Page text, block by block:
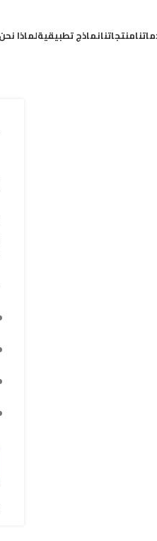
منتجاتنانماذج تطبيقيةلماذا نحن